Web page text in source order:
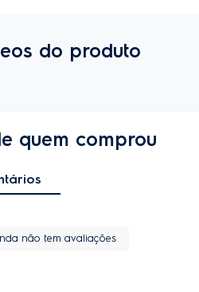
do produto
quem comprou
não tem avaliações